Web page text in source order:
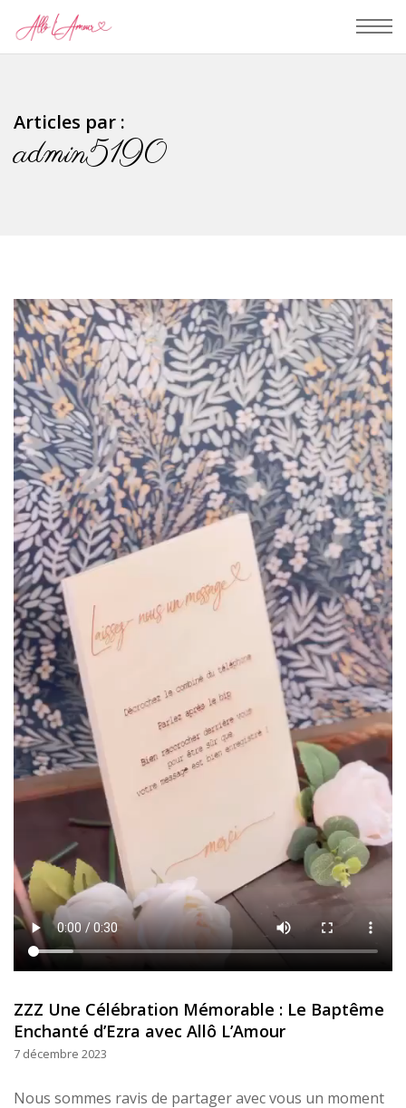
Articles par :
admin5190
ZZZ Une Célébration Mémorable : Le Baptême
Enchanté d’Ezra avec Allô L’Amour
7 décembre 2023
Nous sommes ravis de partager avec vous un moment